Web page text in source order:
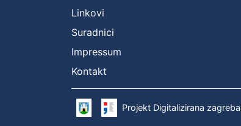
Linkovi
Suradnici
Impressum
Kontakt
Projekt Digitalizirana